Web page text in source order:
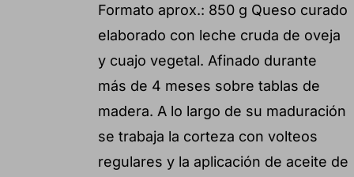
Formato aprox.: 850 g Queso curado
elaborado con leche cruda de oveja
y cuajo vegetal. Afinado durante
más de 4 meses sobre tablas de
madera. A lo largo de su maduración
se trabaja la corteza con volteos
regulares y la aplicación de aceite de